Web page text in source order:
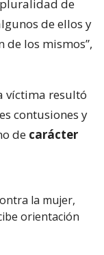
de
de ellos y
los mismos”,
víctima resultó
contusiones y
de carácter
la mujer,
orientación